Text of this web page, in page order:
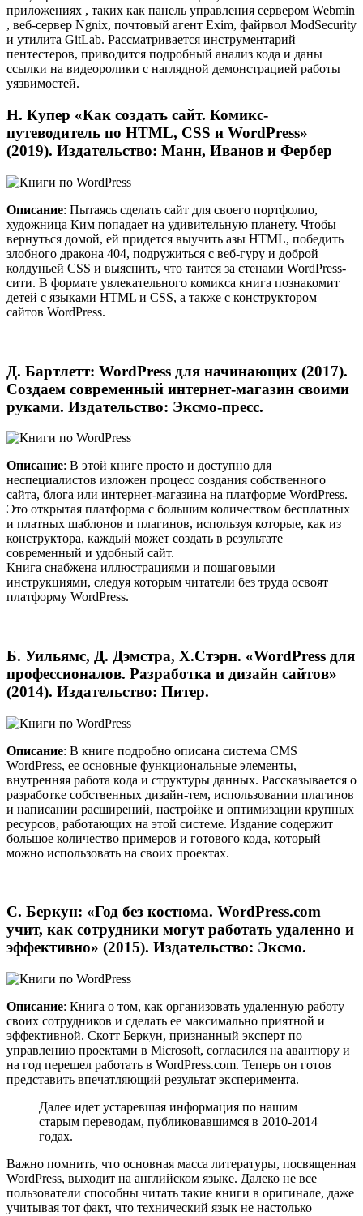
приложениях , таких как панель управления сервером Webmin
, веб-сервер Ngnix, почтовый агент Exim, файрвол ModSecurity
и утилита GitLab. Рассматривается инструментарий
пентестеров, приводится подробный анализ кода и даны
ссылки на видеоролики с наглядной демонстрацией работы
уязвимостей.
Н. Купер «Как создать сайт. Комикс-
путеводитель по HTML, CSS и WordPress»
(2019). Издательство: Манн, Иванов и Фербер
Описание: Пытаясь сделать сайт для своего портфолио,
художница Ким попадает на удивительную планету. Чтобы
вернуться домой, ей придется выучить азы HTML, победить
злобного дракона 404, подружиться с веб-гуру и доброй
колдуньей CSS и выяснить, что таится за стенами WordPress-
сити. В формате увлекательного комикса книга познакомит
детей с языками HTML и CSS, а также с конструктором
сайтов WordPress.
Д. Бартлетт: WordPress для начинающих (2017).
Создаем современный интернет-магазин своими
руками. Издательство: Эксмо-пресс.
Описание: В этой книге просто и доступно для
неспециалистов изложен процесс создания собственного
сайта, блога или интернет-магазина на платформе WordPress.
Это открытая платформа с большим количеством бесплатных
и платных шаблонов и плагинов, используя которые, как из
конструктора, каждый может создать в результате
современный и удобный сайт.
Книга снабжена иллюстрациями и пошаговыми
инструкциями, следуя которым читатели без труда освоят
платформу WordPress.
Б. Уильямс, Д. Дэмстра, Х.Стэрн. «WordPress для
профессионалов. Разработка и дизайн сайтов»
(2014). Издательство: Питер.
Описание: В книге подробно описана система CMS
WordPress, ее основные функциональные элементы,
внутренняя работа кода и структуры данных. Рассказывается о
разработке собственных дизайн-тем, использовании плагинов
и написании расширений, настройке и оптимизации крупных
ресурсов, работающих на этой системе. Издание содержит
большое количество примеров и готового кода, который
можно использовать на своих проектах.
С. Беркун: «Год без костюма. WordPress.com
учит, как сотрудники могут работать удаленно и
эффективно» (2015). Издательство: Эксмо.
Описание: Книга о том, как организовать удаленную работу
своих сотрудников и сделать ее максимально приятной и
эффективной. Скотт Беркун, признанный эксперт по
управлению проектами в Microsoft, согласился на авантюру и
на год перешел работать в WordPress.com. Теперь он готов
представить впечатляющий результат эксперимента.
Далее идет устаревшая информация по нашим
старым переводам, публиковавшимся в 2010-2014
годах.
Важно помнить, что основная масса литературы, посвященная
WordPress, выходит на английском языке. Далеко не все
пользователи способны читать такие книги в оригинале, даже
учитывая тот факт, что технический язык не настолько